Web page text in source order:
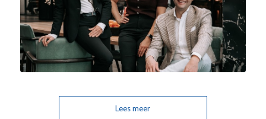
Lees meer